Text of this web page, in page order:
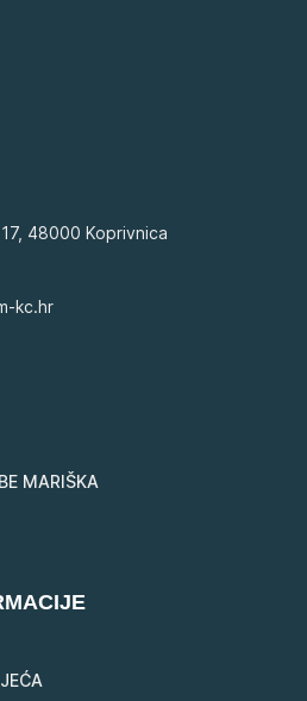
48000 Koprivnica
kc.hr
MARIŠKA